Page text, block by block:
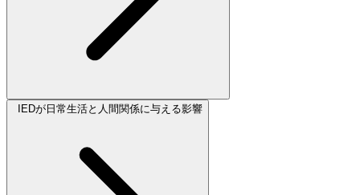
IEDが日常生活と人間関係に与える影響